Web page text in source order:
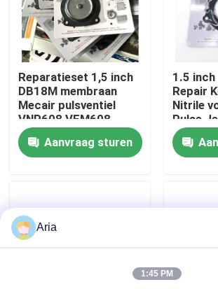
Over ons
fabriekstour
Kwaliteitscontrole
Neem contact met ons op
Vraag een offerte
Pneumatische buisbevestigingen
Reparatieset 1,5 inch
DB18M membraan
Mecair pulsventiel
VNP608 VEM608
VNP708 VEM708
Aanvraag sturen
1.5
Repair
Nitrile
Pulse
VITON
VEM312
Aria
1:45 PM